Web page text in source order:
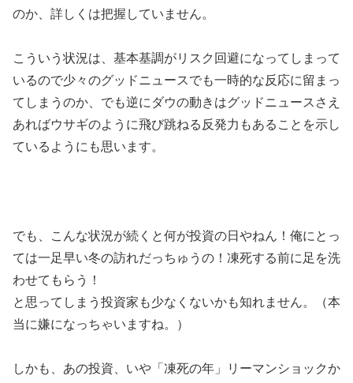
のか、詳しくは把握していません。
こういう状況は、基本基調がリスク回避になってしまって
いるので少々のグッドニュースでも一時的な反応に留まっ
てしまうのか、でも逆にダウの動きはグッドニュースさえ
あればウサギのように飛び跳ねる反発力もあることを示し
ているようにも思います。
でも、こんな状況が続くと何が投資の日やねん！俺にとっ
ては一足早い冬の訪れだっちゅうの！凍死する前に足を洗
わせてもらう！
と思ってしまう投資家も少なくないかも知れません。（本
当に嫌になっちゃいますね。）
しかも、あの投資、いや「凍死の年」リーマンショックか